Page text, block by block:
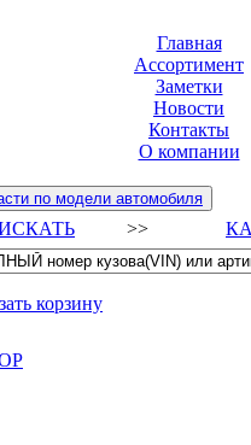
Главная
Ассортимент
Заметки
Новости
Контакты
О компании
по модели автомобиля
>>
корзину